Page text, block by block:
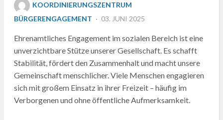
KOORDINIERUNGSZENTRUM
BÜRGERENGAGEMENT
POSTED
03. JUNI 2025
Ehrenamtliches Engagement im sozialen Bereich ist eine
unverzichtbare Stütze unserer Gesellschaft. Es schafft
Stabilität, fördert den Zusammenhalt und macht unsere
Gemeinschaft menschlicher. Viele Menschen engagieren
sich mit großem Einsatz in ihrer Freizeit – häufig im
Verborgenen und ohne öffentliche Aufmerksamkeit.